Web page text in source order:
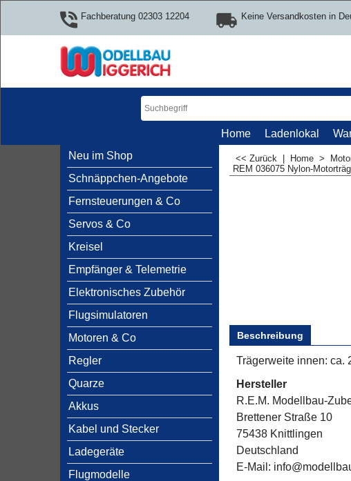
Fachberatung 02303 12204 Keine Versandkosten in
Home Ladenlokal
Neu im Shop
Schnäppchen-Angebote
Fernsteuerungen & Co
Servos & Co
Kreisel
Empfänger & Telemetrie
Elektronisches Zubehör
Flugsimulatoren
Motoren & Co
Regler
Quarze
Akkus
Kabel und Stecker
Ladegeräte
Flugmodelle
<< Zurück Home >
REM 036075 Nylon-
Beschreibung
Trägerweite innen: ca.
Hersteller
R.E.M. Modellbau-
Brettener Straße 10
75438 Knittlingen
Deutschland
E-Mail: